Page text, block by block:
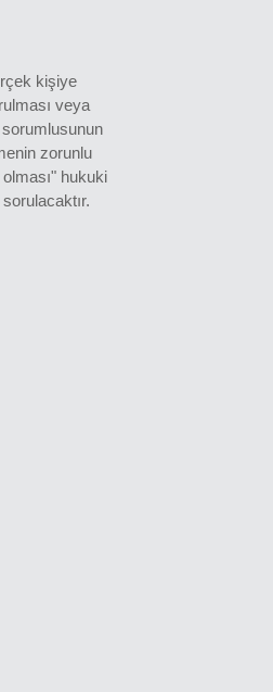
kişiye
veya
zorunlu
hukuki